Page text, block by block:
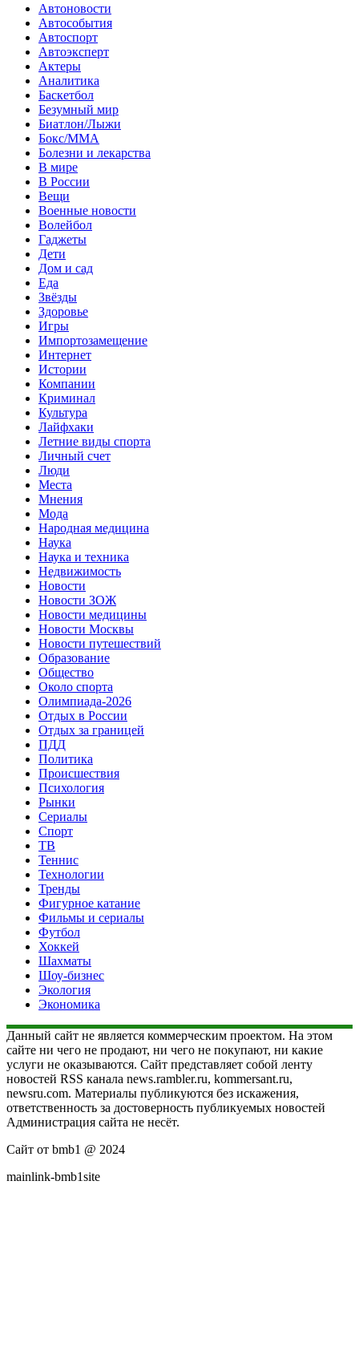
Автоновости
Автособытия
Автоспорт
Автоэксперт
Актеры
Аналитика
Баскетбол
Безумный мир
Биатлон/Лыжи
Бокс/MMA
Болезни и лекарства
В мире
В России
Вещи
Военные новости
Волейбол
Гаджеты
Дети
Дом и сад
Еда
Звёзды
Здоровье
Игры
Импортозамещение
Интернет
Истории
Компании
Криминал
Культура
Лайфхаки
Летние виды спорта
Личный счет
Люди
Места
Мнения
Мода
Народная медицина
Наука
Наука и техника
Недвижимость
Новости
Новости ЗОЖ
Новости медицины
Новости Москвы
Новости путешествий
Образование
Общество
Около спорта
Олимпиада-2026
Отдых в России
Отдых за границей
ПДД
Политика
Происшествия
Психология
Рынки
Сериалы
Спорт
ТВ
Теннис
Технологии
Тренды
Фигурное катание
Фильмы и сериалы
Футбол
Хоккей
Шахматы
Шоу-бизнес
Экология
Экономика
Данный сайт не является коммерческим проектом. На этом
сайте ни чего не продают, ни чего не покупают, ни какие
услуги не оказываются. Сайт представляет собой ленту
новостей RSS канала news.rambler.ru, kommersant.ru,
newsru.com. Материалы публикуются без искажения,
ответственность за достоверность публикуемых новостей
Администрация сайта не несёт.
Сайт от bmb1 @ 2024
mainlink-bmb1site